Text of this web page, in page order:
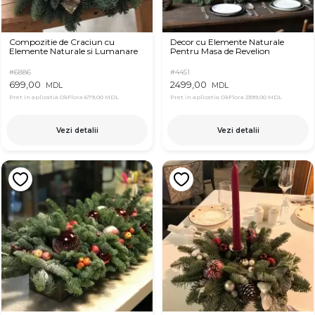
Compozitie de Craciun cu
Elemente Naturale si Lumanare
#6886
699,00 MDL
Pret in aplicatia OkFlora 679,00 MDL
Vezi detalii
Decor cu Elemente Naturale
Pentru Masa de Revelion
#4451
2499,00 MDL
Pret in aplicatia OkFlora 2399,00 MDL
Vezi detalii